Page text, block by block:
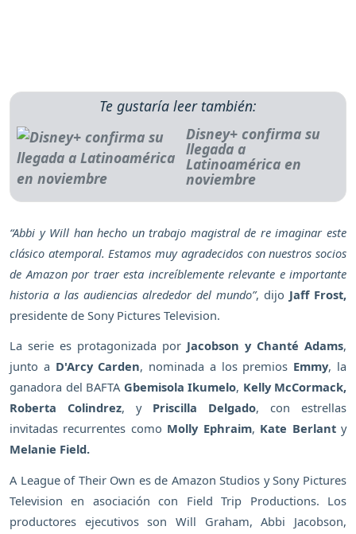
Te gustaría leer también:
Disney+ confirma su
llegada a
Latinoamérica en
noviembre
“Abbi y Will han hecho un trabajo magistral de re imaginar este
clásico atemporal. Estamos muy agradecidos con nuestros socios
de Amazon por traer esta increíblemente relevante e importante
historia a las audiencias alrededor del mundo”, dijo Jaff Frost,
presidente de Sony Pictures Television.
La serie es protagonizada por Jacobson y Chanté Adams,
junto a D'Arcy Carden, nominada a los premios Emmy, la
ganadora del BAFTAGbemisola Ikumelo, Kelly McCormack,
Roberta Colindrez, yPriscilla Delgado, con estrellas
invitadas recurrentes como Molly Ephraim, Kate Berlanty
Melanie Field.
A League of Their Own es de Amazon Studios y Sony Pictures
Television en asociación con Field Trip Productions. Los
productores ejecutivos son Will Graham, Abbi Jacobson,